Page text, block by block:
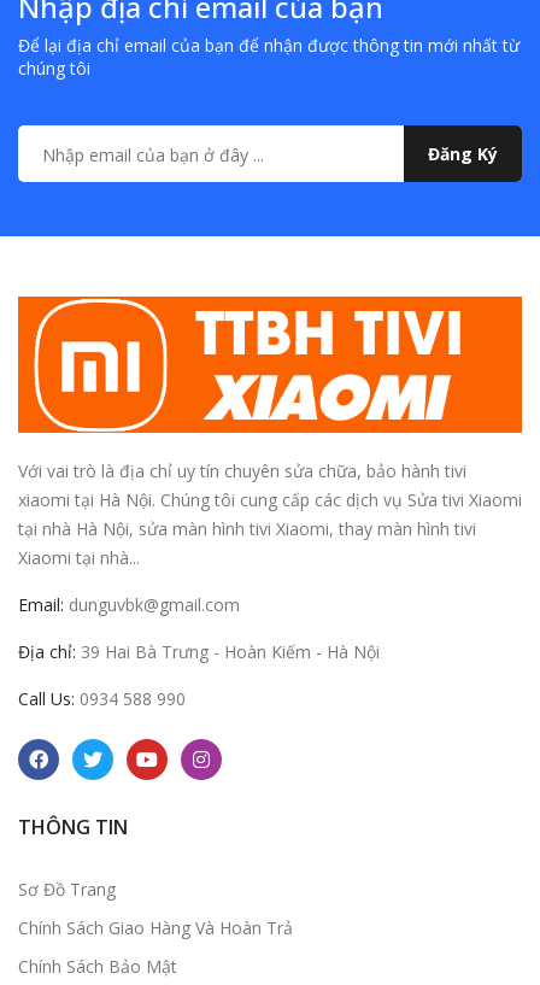
Để lại địa chỉ email của bạn để nhận được thông tin mới nhất từ
chúng tôi
Đăng Ký
Với vai trò là địa chỉ uy tín chuyên sửa chữa, bảo hành tivi
xiaomi tại Hà Nội. Chúng tôi cung cấp các dịch vụ Sửa tivi Xiaomi
tại nhà Hà Nội, sửa màn hình tivi Xiaomi, thay màn hình tivi
Xiaomi tại nhà...
Email: dunguvbk@gmail.com
Địa chỉ: 39 Hai Bà Trưng - Hoàn Kiếm - Hà Nội
Call Us: 0934 588 990
THÔNG TIN
Sơ Đồ Trang
Chính Sách Giao Hàng Và Hoàn Trả
Chính Sách Bảo Mật